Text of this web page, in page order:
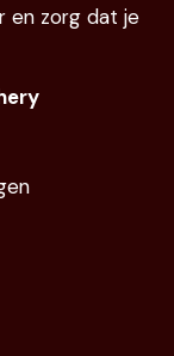
en zorg dat je